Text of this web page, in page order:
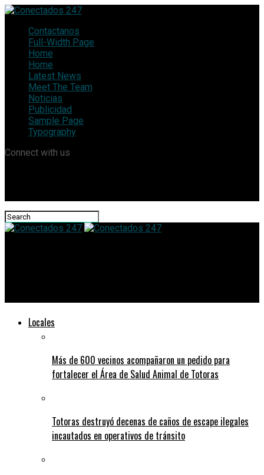
Contactanos
Full-Width Page
Home
Home
Latest News
Meet The Team
Noticias
Publicidad
Sample Page
Typography
Connect with us
Locales
Más de 600 vecinos acompañaron un pedido para
fortalecer el Área de Salud Animal de Totoras
Totoras destruyó decenas de caños de escape ilegales
incautados en operativos de tránsito